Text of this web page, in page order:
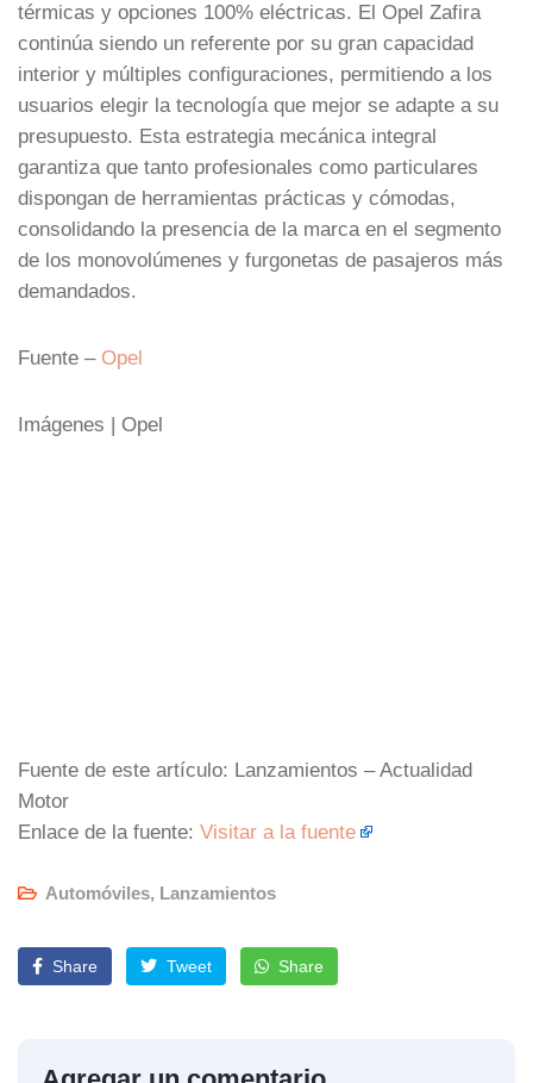
térmicas y opciones 100% eléctricas. El Opel Zafira
continúa siendo un referente por su gran capacidad
interior y múltiples configuraciones, permitiendo a los
usuarios elegir la tecnología que mejor se adapte a su
presupuesto. Esta estrategia mecánica integral
garantiza que tanto profesionales como particulares
dispongan de herramientas prácticas y cómodas,
consolidando la presencia de la marca en el segmento
de los monovolúmenes y furgonetas de pasajeros más
demandados.
Fuente – Opel
Imágenes | Opel
Fuente de este artículo: Lanzamientos – Actualidad
Motor
Enlace de la fuente: Visitar a la fuente
Automóviles, Lanzamientos
Share Tweet Share